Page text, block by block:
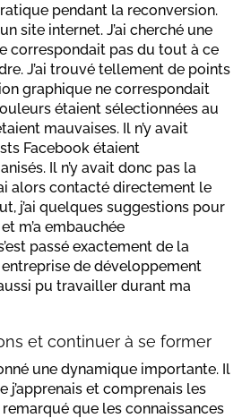
pendant la reconversion.
site internet. J’ai cherché une
correspondait pas du tout à ce
J’ai trouvé tellement de points
graphique ne correspondait
étaient sélectionnées au
mauvaises. Il n’y avait
Facebook étaient
Il n’y avait donc pas la
alors contacté directement le
j’ai quelques suggestions pour
m’a embauchée
passé exactement de la
de développement
pu travailler durant ma
et continuer à se former
une dynamique importante. Il
et comprenais les
remarqué que les connaissances